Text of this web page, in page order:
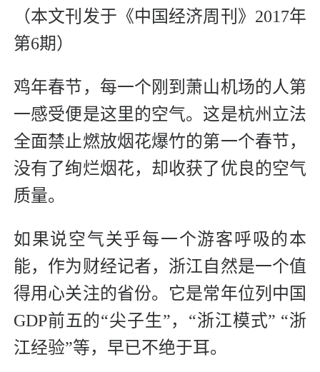
（本文刊发于《中国经济周刊》2017年
第6期）
鸡年春节，每一个刚到萧山机场的人第
一感受便是这里的空气。这是杭州立法
全面禁止燃放烟花爆竹的第一个春节，
没有了绚烂烟花，却收获了优良的空气
质量。
如果说空气关乎每一个游客呼吸的本
能，作为财经记者，浙江自然是一个值
得用心关注的省份。它是常年位列中国
GDP前五的“尖子生”，“浙江模式” “浙
江经验”等，早已不绝于耳。